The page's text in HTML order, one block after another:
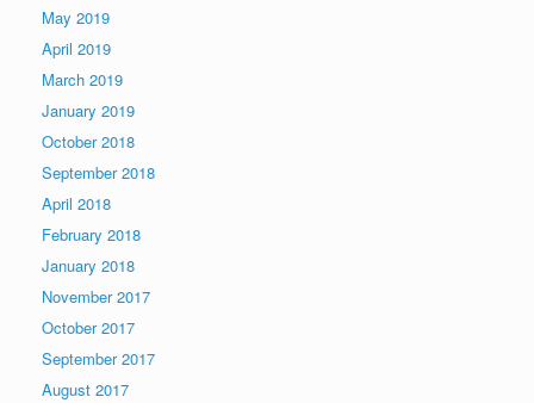
May 2019
April 2019
March 2019
January 2019
October 2018
September 2018
April 2018
February 2018
January 2018
November 2017
October 2017
September 2017
August 2017